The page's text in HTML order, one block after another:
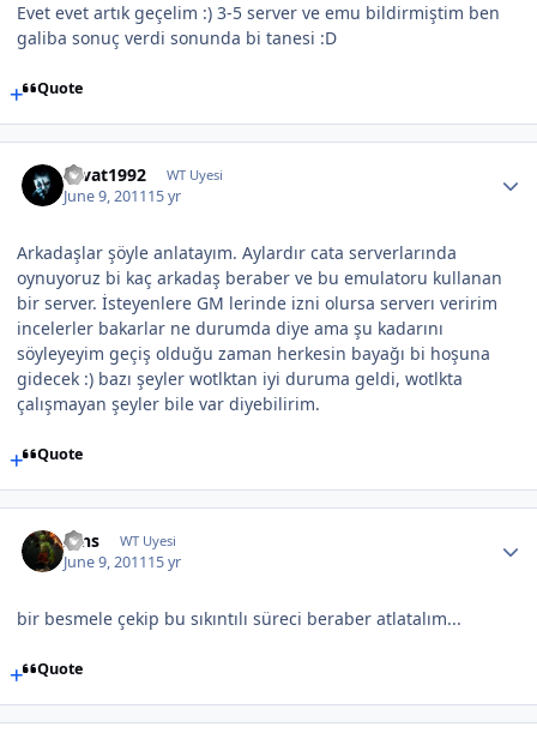
Evet evet artık geçelim :) 3-5 server ve emu bildirmiştim ben
galiba sonuç verdi sonunda bi tanesi :D
Quote
cevat1992 WT Uyesi
June 9, 201115 yr
Arkadaşlar şöyle anlatayım. Aylardır cata serverlarında
oynuyoruz bi kaç arkadaş beraber ve bu emulatoru kullanan
bir server. İsteyenlere GM lerinde izni olursa serverı veririm
incelerler bakarlar ne durumda diye ama şu kadarını
söyleyeyim geçiş olduğu zaman herkesin bayağı bi hoşuna
gidecek :) bazı şeyler wotlktan iyi duruma geldi, wotlkta
çalışmayan şeyler bile var diyebilirim.
Quote
Ains WT Uyesi
June 9, 201115 yr
bir besmele çekip bu sıkıntılı süreci beraber atlatalım...
Quote